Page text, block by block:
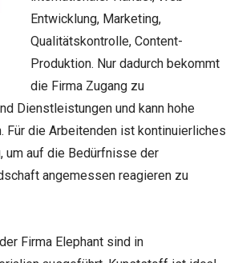
Entwicklung, Marketing,
Qualitätskontrolle, Content-
Produktion. Nur dadurch bekommt
die Firma Zugang zu
Dienstleistungen und kann hohe
Für die Arbeitenden ist kontinuierliches
um auf die Bedürfnisse der
angemessen reagieren zu
Firma Elephant sind in